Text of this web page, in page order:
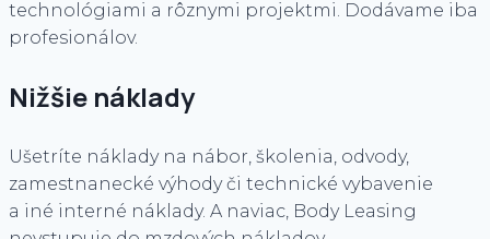
technológiami a rôznymi projektmi. Dodávame iba
profesionálov.
Nižšie náklady
Ušetríte náklady na nábor, školenia, odvody,
zamestnanecké výhody či technické vybavenie
a iné interné náklady. A naviac, Body Leasing